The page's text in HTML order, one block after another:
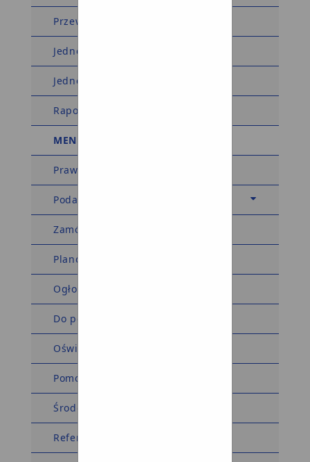
Przewodniczący Rady Gminy
Jednostki organizacyjne
Jednostki pomocnicze
Raport o stanie gminy
MENU TEMATYCZNE
Prawo miejscowe
Podatki i opłaty
Zamówienia publiczne
Planowanie przestrzenne
Ogłoszenia i obwieszczenia
Do pobrania
Oświadczenia majątkowe
Pomoc społeczna
Środowiskowy Dom Samopomocy
Referat komunalny